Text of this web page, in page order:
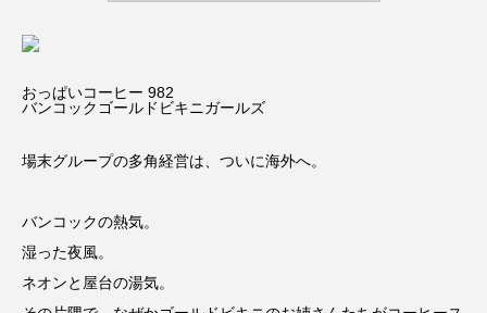
おっぱいコーヒー 982
バンコックゴールドビキニガールズ
場末グループの多角経営は、ついに海外へ。
バンコックの熱気。
湿った夜風。
ネオンと屋台の湯気。